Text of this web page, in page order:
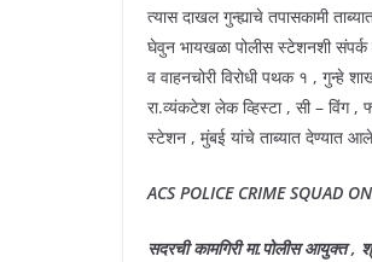
त्यास दाखल गुन्ह्याचे तपासकामी
घेवुन भायखळा पोलीस स्टेशनशी
व वाहनचोरी विरोधी पथक १ , गुन्हे
रा.व्यंकटेश लेक व्हिस्टा , सी – विंग ,
स्टेशन , मुंबई यांचे ताब्यात देण्यात
ACS POLICE CRIME SQUAD
सदरची कामगिरी मा.पोलीस आयुक्त